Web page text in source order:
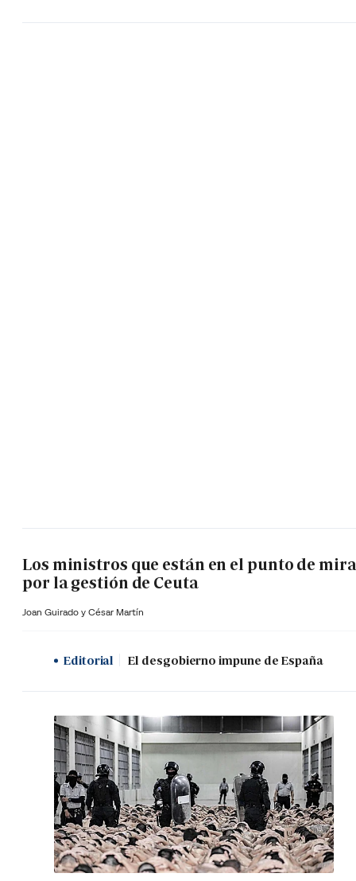
Los ministros que están en el punto de mira
por la gestión de Ceuta
Joan Guirado y César Martín
Editorial El desgobierno impune de España